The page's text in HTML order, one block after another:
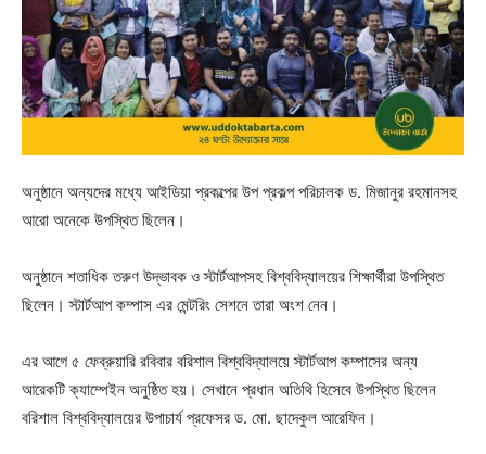
অনুষ্ঠানে অন্যদের মধ্যে আইডিয়া প্রকল্পের উপ প্রকল্প পরিচালক ড. মিজানুর রহমানসহ
আরো অনেকে উপস্থিত ছিলেন।
অনুষ্ঠানে শতাধিক তরুণ উদ্ভাবক ও স্টার্টআপসহ বিশ্ববিদ্যালয়ের শিক্ষার্থীরা উপস্থিত
ছিলেন। স্টার্টআপ কম্পাস এর মেন্টরিং সেশনে তারা অংশ নেন।
এর আগে ৫ ফেব্রুয়ারি রবিবার বরিশাল বিশ্ববিদ্যালয়ে স্টার্টআপ কম্পাসের অন্য
আরেকটি ক্যাম্পেইন অনুষ্ঠিত হয়। সেখানে প্রধান অতিথি হিসেবে উপস্থিত ছিলেন
বরিশাল বিশ্ববিদ্যালয়ের উপাচার্য প্রফেসর ড. মো. ছাদেকুল আরেফিন।